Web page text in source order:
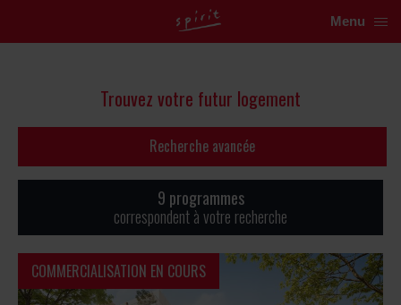
Menu
Trouvez votre futur logement
9 programmes
correspondent à votre recherche
COMMERCIALISATION EN COURS